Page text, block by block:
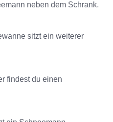
neben dem Schrank.
sitzt ein weiterer
findest du einen